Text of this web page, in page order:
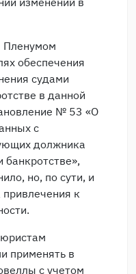
Пленумом
обеспечения
судами
в данной
№ 53 «О
с
должника
банкротстве»,
но, по сути, и
к
применять в
с учетом